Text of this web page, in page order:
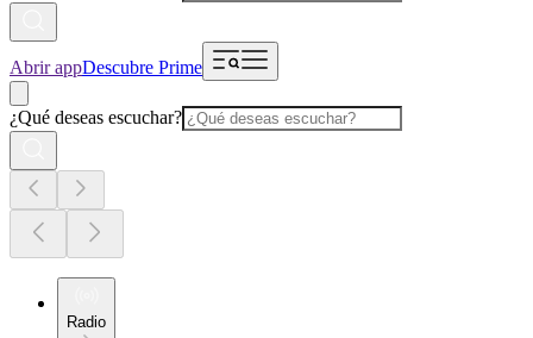
Abrir appDescubre Prime
¿Qué deseas escuchar?
Radio